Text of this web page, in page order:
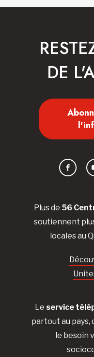
Plus de 56
soutiennent
locales au
Le service
partout au pays,
le besoin
DE